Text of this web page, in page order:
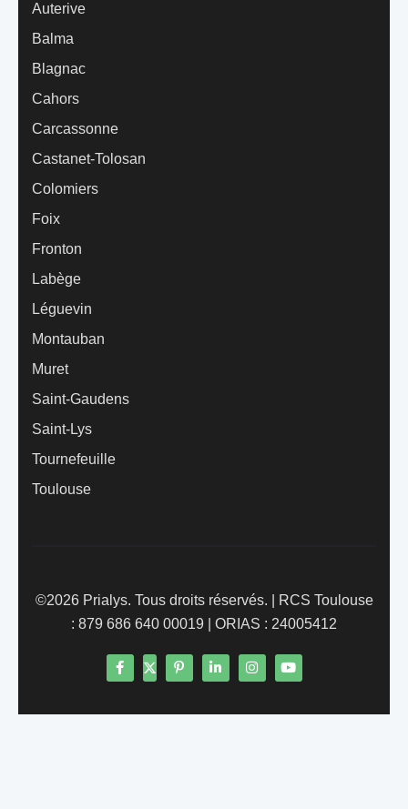
Auterive
Balma
Blagnac
Cahors
Carcassonne
Castanet-Tolosan
Colomiers
Foix
Fronton
Labège
Léguevin
Montauban
Muret
Saint-Gaudens
Saint-Lys
Tournefeuille
Toulouse
©2026 Prialys. Tous droits réservés. | RCS Toulouse
: 879 686 640 00019 | ORIAS : 24005412